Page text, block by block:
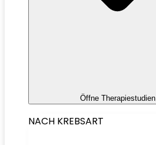
Öffne Therapiestudien
NACH KREBSART